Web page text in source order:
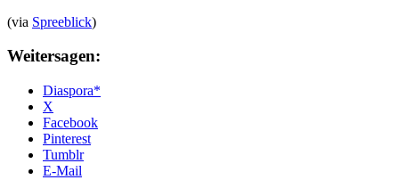
(via Spreeblick)
Weitersagen:
Diaspora*
X
Facebook
Pinterest
Tumblr
E-Mail